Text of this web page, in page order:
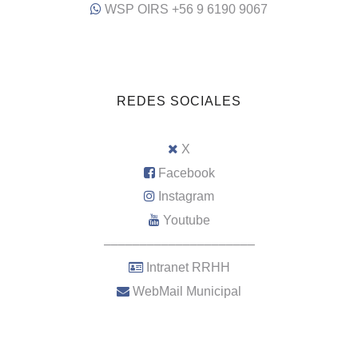
WSP OIRS +56 9 6190 9067
REDES SOCIALES
X
Facebook
Instagram
Youtube
–––––––––––––––––––––
Intranet RRHH
WebMail Municipal